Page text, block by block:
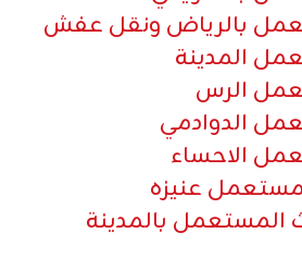
بالرياض ونقل عفش
المدينة
الرس
الدوادمي
الاحساء
عنيزه
المستعمل بالمدينة